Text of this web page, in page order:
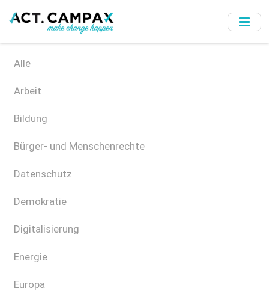
to
Alle
Arbeit
Bildung
Bürger- und Menschenrechte
Datenschutz
Demokratie
Digitalisierung
Energie
Europa